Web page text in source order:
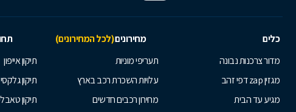
כלים מחירונים(לכל המחירונים)
מדור צרכנות נבונה
מגזין zap דפי זהב
מגיע עד הבית
תעריפי מוניות
עלויות השכרת רכב בארץ
מחירון רכבים חדשים
תיקון אייפון
תיקון גלקסי
תיקון